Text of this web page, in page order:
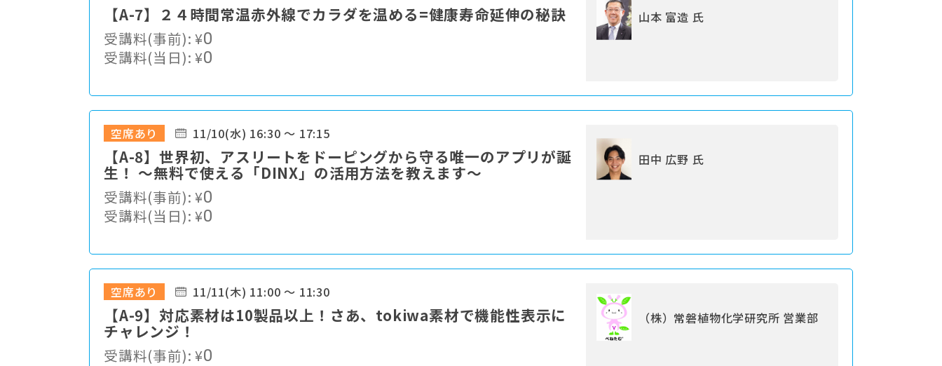
【A-7】２４時間常温赤外線でカラダを温める=健康寿命延伸の秘訣
受講料(事前):¥0
受講料(当日):¥0
山本 富造 氏
空席あり 11/10(水) 16:30 ～ 17:15
【A-8】世界初、アスリートをドーピングから守る唯一のアプリが誕
生！ ～無料で使える「DINX」の活用方法を教えます～
受講料(事前):¥0
受講料(当日):¥0
田中 広野 氏
空席あり 11/11(木) 11:00 ～ 11:30
【A-9】対応素材は10製品以上！さあ、tokiwa素材で機能性表示に
チャレンジ！
受講料(事前):¥0
（株）常磐植物化学研究所 営業部